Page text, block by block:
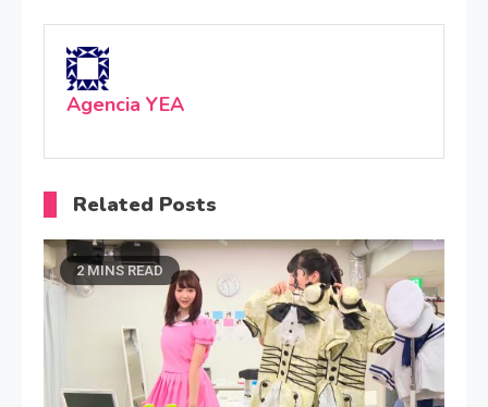
Agencia YEA
Related Posts
2 MINS READ